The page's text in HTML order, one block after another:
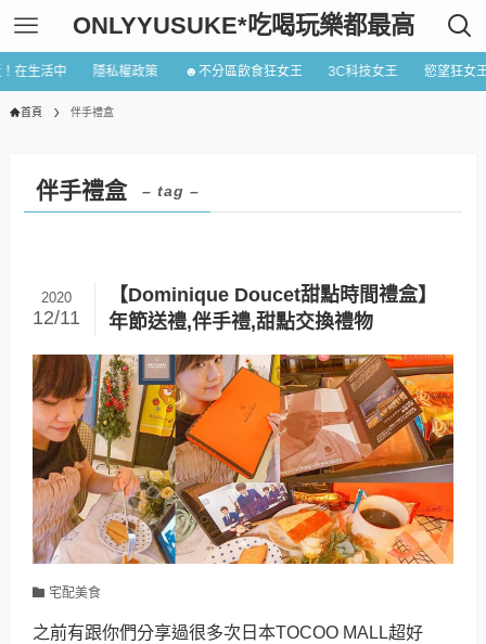
ONLYYUSUKE*吃喝玩樂都最高
在生活中 隱私權政策 ☻不分區飲食狂女王 3C科技女王 慾望狂女
首頁 伴手禮盒
伴手禮盒 – tag –
【Dominique Doucet甜點時間禮盒】
年節送禮,伴手禮,甜點交換禮物
2020
12/11
宅配美食
之前有跟你們分享過很多次日本TOCOO MALL超好